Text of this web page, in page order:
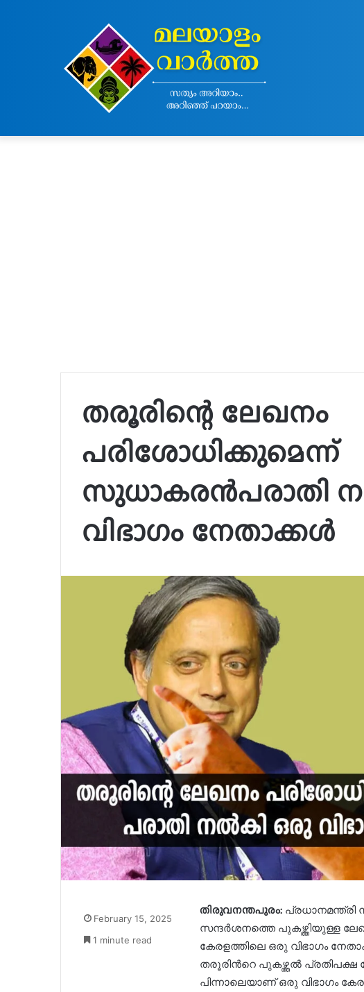
തരൂരിന്റെ ലേഖനം
പരിശോധിക്കുമെന്ന്
സുധാകരന്‍പരാതി
വിഭാഗം നേതാക്കള്‍
തിരുവനന്തപുരം: പ്രധാനമന്ത്രി
സന്ദര്‍ശനത്തെ പുകഴ്ത്തിയുള്ള
കേരളത്തിലെ ഒരു വിഭാഗം
തരൂരിന്‍റെ പുകഴ്ത്തൽ പ്രതിപക്ഷ
പിന്നാലെയാണ് ഒരു വിഭാഗം
February 15, 2025
1 minute read